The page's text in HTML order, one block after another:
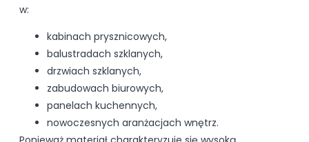
w:
kabinach prysznicowych,
balustradach szklanych,
drzwiach szklanych,
zabudowach biurowych,
panelach kuchennych,
nowoczesnych aranżacjach wnętrz.